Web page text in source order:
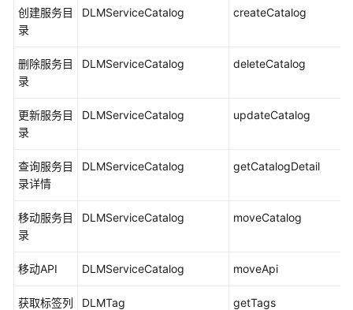
量
列
数
录
列
据
创建服务目
录
DLMServiceCatalog createCatalog
删除服务目
录
DLMServiceCatalog deleteCatalog
更新服务目
录
DLMServiceCatalog updateCatalog
查询服务目
录详情
DLMServiceCatalog getCatalogDetail
移动服务目
录
DLMServiceCatalog moveCatalog
移动API DLMServiceCatalog moveApi
获取标签列
DLMTag getTags